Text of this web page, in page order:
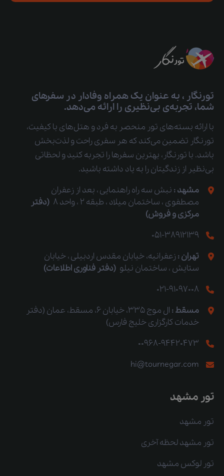
تورنگار ، به عنوان یک همراه وفادار در سفرهای
شما، تجربه‌ی بی‌نظیری را ارائه می‌دهد.
با ارائه بسته‌های تور منحصر به فرد و هتل‌های با کیفیت،
تورنگار تضمین می‌کند که هر سفری راحت و لذت‌بخش
باشد. با تورنگار، بهترین سفرها را تجربه کنید و لحظاتی
بی‌نظیر از زندگیتان را به یاد داشته باشید.
مشهد : نبش سه راه راهنمایی ، بعد از زعفران
مصطفوی ، ساختمان میلاد ، طبقه 2 ، واحد 8
(دفتر
مرکزی و فروش)
051-38912139
تهران :زعفرانیه، خیابان مقدس اردبیلی ، خیابان
ستایش ، ساختمان نیلو (دفتر فناوری اطلاعات)
021-91097008
مسقط :
ال موج 335، خیابان 6، مسقط، عمان (دفتر
خدمات کارگزاری خلیج فارس)
00968-94420473
hi@tournegar.com
تور مشهد
تور مشهد
تور مشهد لحظه آخری
تور لوکس مشهد